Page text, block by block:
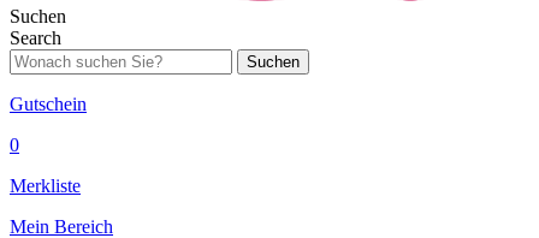
Suchen
Search
Suchen
Gutschein
0
Merkliste
Mein Bereich